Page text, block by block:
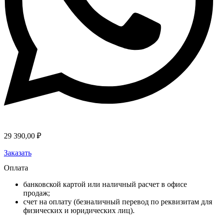
29 390,00 ₽
Заказать
Оплата
банковской картой или наличный расчет в офисе
продаж;
счет на оплату (безналичный перевод по реквизитам для
физических и юридических лиц).